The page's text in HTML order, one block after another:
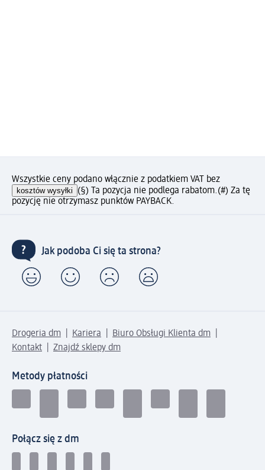
Wszystkie ceny podano włącznie z podatkiem VAT bez
kosztów wysyłki (§) Ta pozycja nie podlega rabatom.(#) Za tę
pozycję nie otrzymasz punktów PAYBACK.
Jak podoba Ci się ta strona?
Drogeria dm Kariera
Biuro Obsługi Klienta dm
Kontakt
Znajdź sklepy dm
Metody płatności
Połącz się z dm